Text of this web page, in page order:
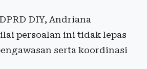
DIY, Andriana
persoalan ini tidak lepas
serta koordinasi